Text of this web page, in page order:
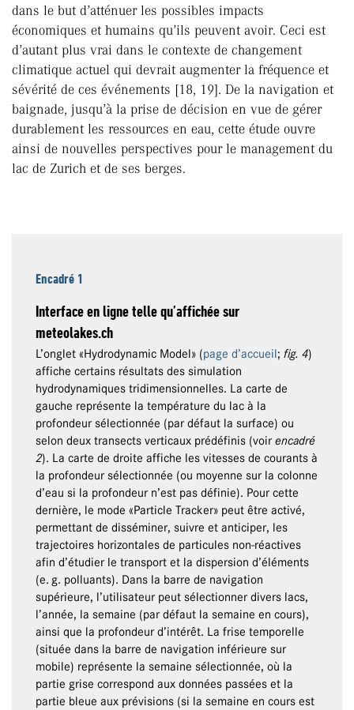
dans le but d’atténuer les possibles impacts
économiques et humains qu’ils peuvent avoir. Ceci est
d’autant plus vrai dans le contexte de changement
climatique actuel qui devrait augmenter la fréquence et
sévérité de ces événements [18, 19]. De la navigation et
baignade, jusqu’à la prise de décision en vue de gérer
durablement les ressources en eau, cette étude ouvre
ainsi de nouvelles perspectives pour le management du
lac de Zurich et de ses berges.
Encadré 1
Interface en ligne telle qu’affichée sur
meteolakes.ch
L’onglet «Hydrodynamic Model» (page d’accueil; fig. 4)
affiche certains résultats des simulation
hydrodynamiques tridimensionnelles. La carte de
gauche représente la température du lac à la
profondeur sélectionnée (par défaut la surface) ou
selon deux transects verticaux prédéfinis (voir encadré
2). La carte de droite affiche les vitesses de courants à
la profondeur sélectionnée (ou moyenne sur la colonne
d’eau si la profondeur n’est pas définie). Pour cette
dernière, le mode «Particle Tracker» peut être activé,
permettant de disséminer, suivre et anticiper, les
trajectoires horizontales de particules non-réactives
afin d’étudier le transport et la dispersion d’éléments
(e. g. polluants). Dans la barre de navigation
supérieure, l’utilisateur peut sélectionner divers lacs,
l’année, la semaine (par défaut la semaine en cours),
ainsi que la profondeur d’intérêt. La frise temporelle
(située dans la barre de navigation inférieure sur
mobile) représente la semaine sélectionnée, où la
partie grise correspond aux données passées et la
partie bleue aux prévisions (si la semaine en cours est